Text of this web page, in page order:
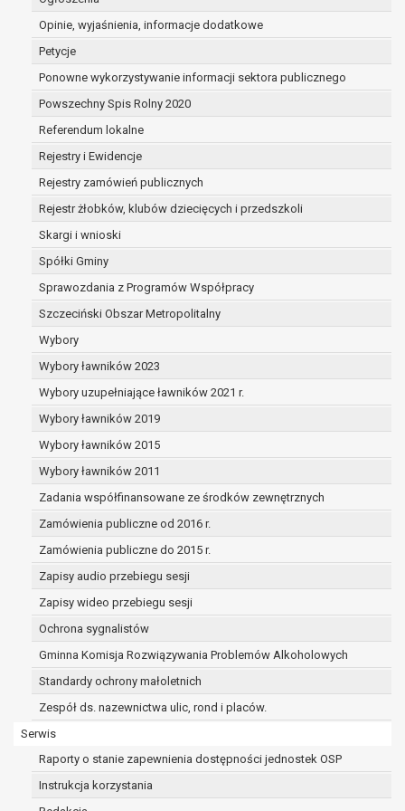
Opinie, wyjaśnienia, informacje dodatkowe
Petycje
Ponowne wykorzystywanie informacji sektora publicznego
Powszechny Spis Rolny 2020
Referendum lokalne
Rejestry i Ewidencje
Rejestry zamówień publicznych
Rejestr żłobków, klubów dziecięcych i przedszkoli
Skargi i wnioski
Spółki Gminy
Sprawozdania z Programów Współpracy
Szczeciński Obszar Metropolitalny
Wybory
Wybory ławników 2023
Wybory uzupełniające ławników 2021 r.
Wybory ławników 2019
Wybory ławników 2015
Wybory ławników 2011
Zadania współfinansowane ze środków zewnętrznych
Zamówienia publiczne od 2016 r.
Zamówienia publiczne do 2015 r.
Zapisy audio przebiegu sesji
Zapisy wideo przebiegu sesji
Ochrona sygnalistów
Gminna Komisja Rozwiązywania Problemów Alkoholowych
Standardy ochrony małoletnich
Zespół ds. nazewnictwa ulic, rond i placów.
Serwis
Raporty o stanie zapewnienia dostępności jednostek OSP
Instrukcja korzystania
dane są nieprawidłowe lub
niekompletne;
osobowych (tzw. prawo do bycia
zapomnianym) na podstawie art. 17 RODO,
w przypadku gdy:
dane nie są już niezbędne do celów,
sposób przetwarzane,
osoba, której dane dotyczą, wniosła
sprzeciw wobec przetwarzania
osoba, której dane dotyczą wycofała
osobowych, która jest podstawą
przetwarzania danych i nie ma innej
podstawy prawnej przetwarzania
dane osobowe przetwarzane są
niezgodnie z prawem,
dane osobowe muszą być usunięte w
celu wywiązania się z obowiązku
wynikającego z przepisów prawa;
prawo do żądania ograniczenia
przetwarzania danych osobowych na
podstawie art. 18 RODO, w przypadku gdy:
osoba, której dane dotyczą
kwestionuje prawidłowość danych
osobowych – na okres pozwalający
administratorowi sprawdzić
prawidłowość tych danych,
przetwarzanie danych jest niezgodne
z prawem, a osoba, której dane
dotyczą, sprzeciwia się usunięciu
danych, żądając w zamian ich
ograniczenia,
której dane dotyczą, potrzebuje ich do
ustalenia, obrony lub dochodzenia